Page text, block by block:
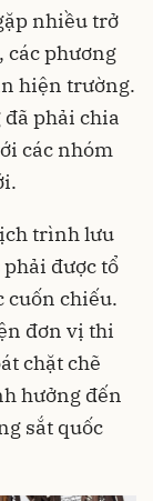
nhiều trở
các phương
hiện trường.
phải chia
các nhóm
trình lưu
được tổ
cuốn chiếu.
đơn vị thi
chặt chẽ
hưởng đến
sắt quốc